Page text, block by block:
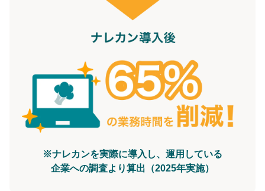
※ナレカンを実際に導入し、運用している
企業への調査より算出（2025年実施）